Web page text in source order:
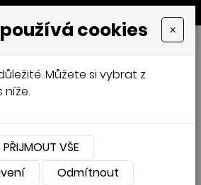
MENU
XXL
Mládková
VÝROBA
Přihlásit Košík 0
cookies ×
Můžete si vybrat z
níže.
PŘIJMOUT VŠE
Odmítnout